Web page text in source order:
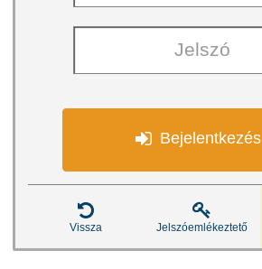
 Bejelentkezés

Vissza

Jelszóemlékeztető